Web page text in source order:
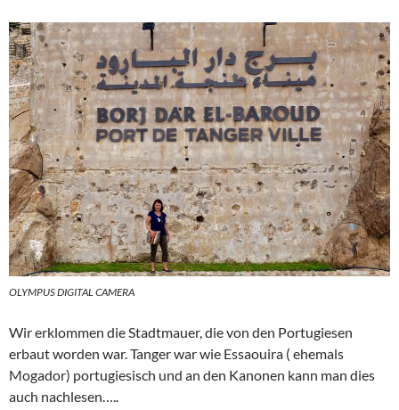
OLYMPUS DIGITAL CAMERA
Wir erklommen die Stadtmauer, die von den Portugiesen
erbaut worden war. Tanger war wie Essaouira ( ehemals
Mogador) portugiesisch und an den Kanonen kann man dies
auch nachlesen…..